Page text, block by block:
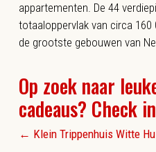
appartementen. De 44
totaaloppervlak van circa 160
de grootste gebouwen van
Op zoek naar
cadeaus? Check
← Klein Trippenhuis Witte